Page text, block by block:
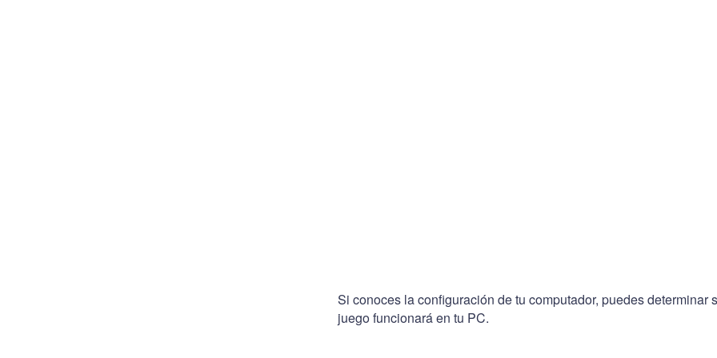
Si conoces la configuración de tu computador, puedes determinar
juego funcionará en tu PC.